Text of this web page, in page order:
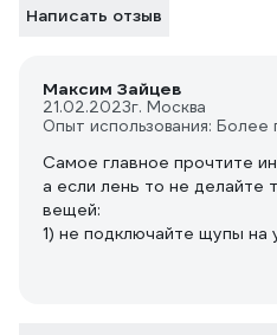
Написать отзыв
Максим Зайцев
21.02.2023г. Москва
Опыт использования: Более
Самое главное прочтите
а если лень то не делайте
вещей:
1) не подключайте щупы на